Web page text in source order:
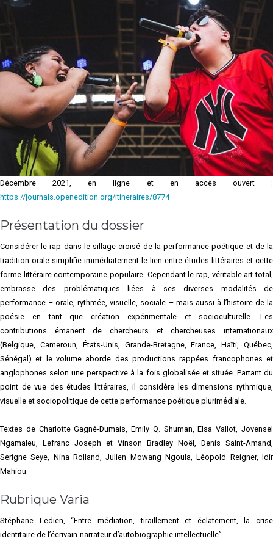
Décembre 2021, en ligne et en accès ouvert :
https://journals.openedition.org/itineraires/8774
Présentation du dossier
Considérer le rap dans le sillage croisé de la performance poétique et de la
tradition orale simplifie immédiatement le lien entre études littéraires et cette
forme littéraire contemporaine populaire. Cependant le rap, véritable art total,
embrasse des problématiques liées à ses diverses modalités de
performance – orale, rythmée, visuelle, sociale – mais aussi à l’histoire de la
poésie en tant que création expérimentale et socioculturelle. Les
contributions émanent de chercheurs et chercheuses internationaux
(Belgique, Cameroun, États-Unis, Grande-Bretagne, France, Haïti, Québec,
Sénégal) et le volume aborde des productions rappées francophones et
anglophones selon une perspective à la fois globalisée et située. Partant du
point de vue des études littéraires, il considère les dimensions rythmique,
visuelle et sociopolitique de cette performance poétique plurimédiale.
Textes de Charlotte Gagné-Dumais, Emily Q. Shuman, Elsa Vallot, Jovensel
Ngamaleu, Lefranc Joseph et Vinson Bradley Noël, Denis Saint-Amand,
Serigne Seye, Nina Rolland, Julien Mowang Ngoula, Léopold Reigner, Idir
Mahiou.
Rubrique Varia
Stéphane Ledien, “Entre médiation, tiraillement et éclatement, la crise
identitaire de l’écrivain-narrateur d’autobiographie intellectuelle”.